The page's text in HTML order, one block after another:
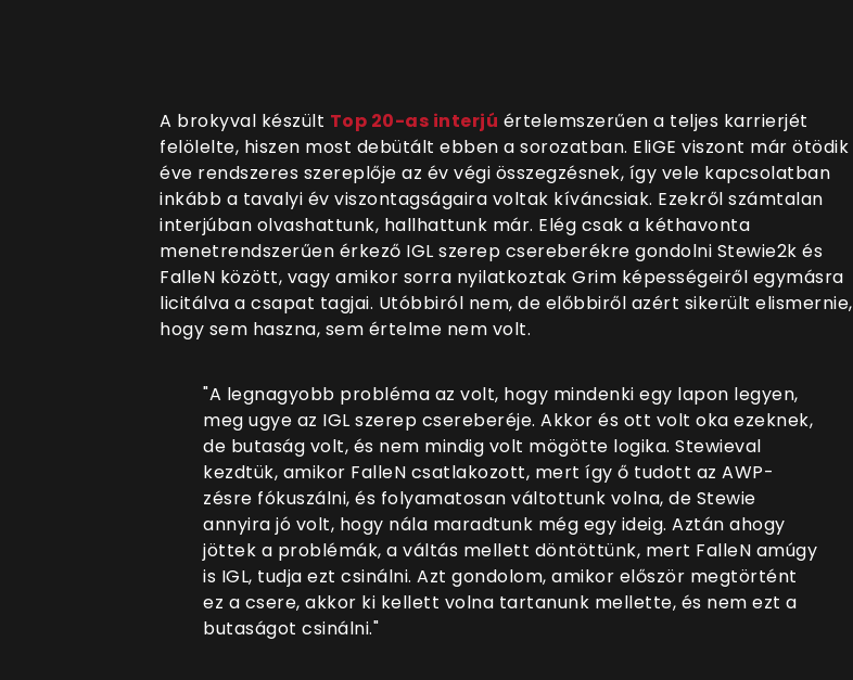
A brokyval készült Top 20-as interjú értelemszerűen a teljes karrierjét
felölelte, hiszen most debütált ebben a sorozatban. EliGE viszont már ötödik
éve rendszeres szereplője az év végi összegzésnek, így vele kapcsolatban
inkább a tavalyi év viszontagságaira voltak kíváncsiak. Ezekről számtalan
interjúban olvashattunk, hallhattunk már. Elég csak a kéthavonta
menetrendszerűen érkező IGL szerep csereberékre gondolni Stewie2k és
FalleN között, vagy amikor sorra nyilatkoztak Grim képességeiről egymásra
licitálva a csapat tagjai. Utóbbiról nem, de előbbiről azért sikerült elismernie,
hogy sem haszna, sem értelme nem volt.
"A legnagyobb probléma az volt, hogy mindenki egy lapon legyen,
meg ugye az IGL szerep csereberéje. Akkor és ott volt oka ezeknek,
de butaság volt, és nem mindig volt mögötte logika. Stewieval
kezdtük, amikor FalleN csatlakozott, mert így ő tudott az AWP-
zésre fókuszálni, és folyamatosan váltottunk volna, de Stewie
annyira jó volt, hogy nála maradtunk még egy ideig. Aztán ahogy
jöttek a problémák, a váltás mellett döntöttünk, mert FalleN amúgy
is IGL, tudja ezt csinálni. Azt gondolom, amikor először megtörtént
ez a csere, akkor ki kellett volna tartanunk mellette, és nem ezt a
butaságot csinálni."